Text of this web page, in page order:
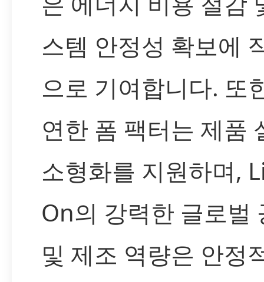
스템 안정성 확보에
으로 기여합니다. 또
연한 폼 팩터는 제품
소형화를 지원하며,
On의 강력한 글로벌
및 제조 역량은 안정